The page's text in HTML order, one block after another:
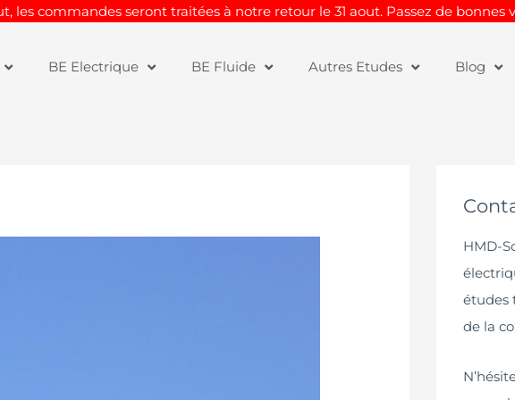
les commandes seront traitées à notre retour le 31 aout. Passez de bonnes
BE Electrique BE Fluide Autres Etudes Blog
HMD-
études
de la